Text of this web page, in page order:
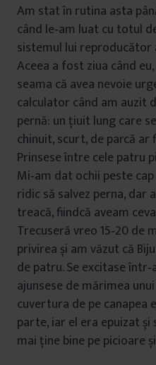
Am stat în rutina asta
când le‑am luat cu totul
sistemul lui reproducător
Aceea a fost ziua când
seama că avea nevoie
calculator când am auzit
pernă: un țiuit lung care
chinuit, scurt, de parcă
Prinsese între cele patru
Mi‑am dat ochii peste
ridic să salvez perna, dar
treacă, fiindcă aveam
Trecuseră vreo 15‑20 de
privirea și am văzut că
de patru. Se excitase
ajunsese de mărimea
cuvertura de pe canapea
parte, iar el era epuizat și
mai ține bine pe picioare